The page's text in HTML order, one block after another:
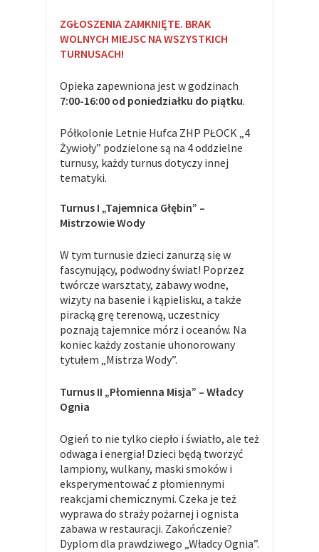
ZGŁOSZENIA ZAMKNIĘTE. BRAK
WOLNYCH MIEJSC NA WSZYSTKICH
TURNUSACH!
Opieka zapewniona jest w godzinach
7:00-16:00 od poniedziałku do piątku.
Półkolonie Letnie Hufca ZHP PŁOCK „4
Żywioły” podzielone są na 4 oddzielne
turnusy, każdy turnus dotyczy innej
tematyki.
Turnus I „Tajemnica Głębin” –
Mistrzowie Wody
W tym turnusie dzieci zanurzą się w
fascynujący, podwodny świat! Poprzez
twórcze warsztaty, zabawy wodne,
wizyty na basenie i kąpielisku, a także
piracką grę terenową, uczestnicy
poznają tajemnice mórz i oceanów. Na
koniec każdy zostanie uhonorowany
tytułem „Mistrza Wody”.
Turnus II „Płomienna Misja” – Władcy
Ognia
Ogień to nie tylko ciepło i światło, ale też
odwaga i energia! Dzieci będą tworzyć
lampiony, wulkany, maski smoków i
eksperymentować z płomiennymi
reakcjami chemicznymi. Czeka je też
wyprawa do straży pożarnej i ognista
zabawa w restauracji. Zakończenie?
Dyplom dla prawdziwego „Władcy Ognia”.